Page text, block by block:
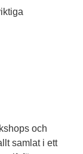
och
samlat i ett